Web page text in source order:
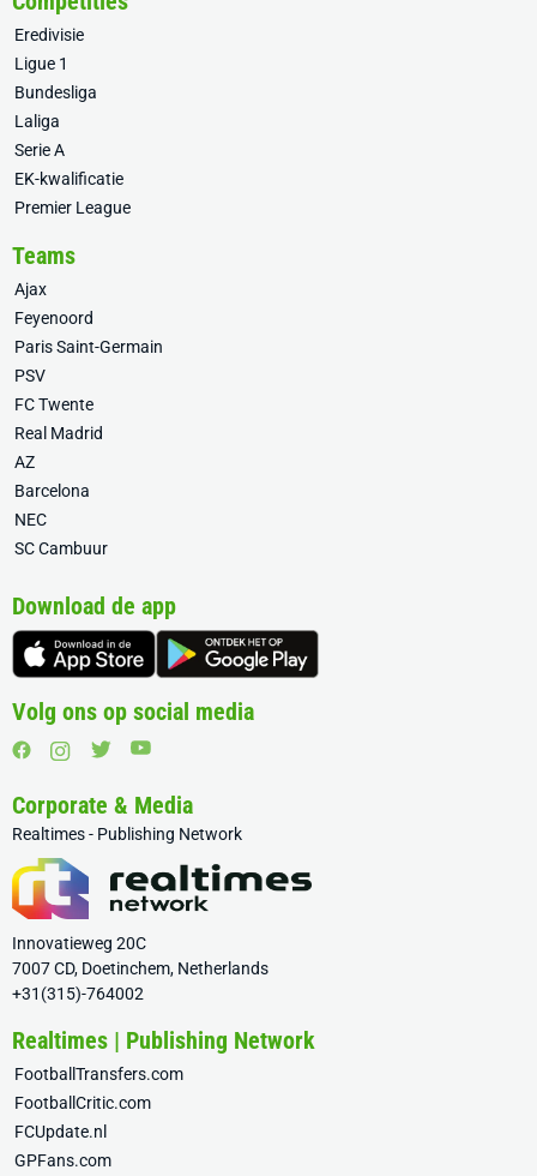
Eredivisie
Ligue 1
Bundesliga
Laliga
Serie A
EK-kwalificatie
Premier League
Teams
Ajax
Feyenoord
Paris Saint-Germain
PSV
FC Twente
Real Madrid
AZ
Barcelona
NEC
SC Cambuur
Download de app
Volg ons op social media
Corporate & Media
Realtimes - Publishing Network
Innovatieweg 20C
7007 CD, Doetinchem, Netherlands
+31(315)-764002
Realtimes | Publishing Network
FootballTransfers.com
FootballCritic.com
FCUpdate.nl
GPFans.com